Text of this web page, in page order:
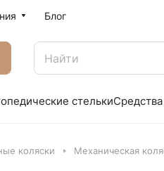
Блог
стельки
коляски Механическая